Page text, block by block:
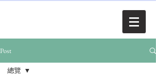
Post
總覽